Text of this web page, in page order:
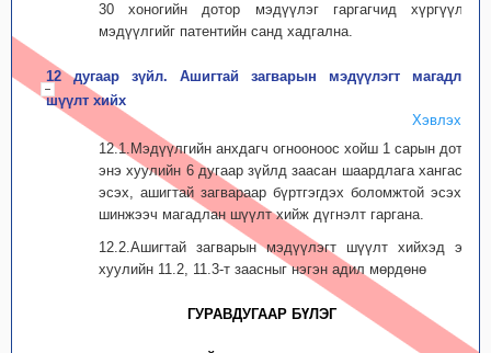
30 хоногийн дотор мэдүүлэг гаргагчид хүргүүлж,
мэдүүлгийг патентийн санд хадгална.
12 дугаар зүйл. Ашигтай загварын мэдүүлэгт магадлан
шүүлт хийх
Хэвлэх
12.1.Мэдүүлгийн анхдагч огнооноос хойш 1 сарын дотор
энэ хуулийн 6 дугаар зүйлд заасан шаардлага хангасан
эсэх, ашигтай загвараар бүртгэгдэх боломжтой эсэхэд
шинжээч магадлан шүүлт хийж дүгнэлт гаргана.
12.2.Ашигтай загварын мэдүүлэгт шүүлт хийхэд энэ
хуулийн 11.2, 11.3-т заасныг нэгэн адил мөрдөнө
ГУРАВДУГААР БҮЛЭГ